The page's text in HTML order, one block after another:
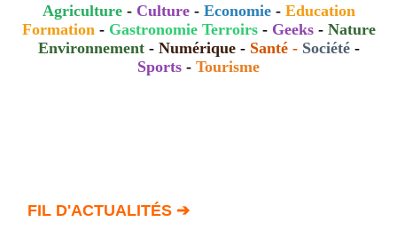
ACCUEIL
Occitanie
Agenda
Agriculture- Culture - Economie- Education
Formation - Gastronomie Terroirs- Geeks- Nature
Environnement- Numérique- Santé- Société-
Sports - Tourisme
FIL D'ACTUALITÉS ➔